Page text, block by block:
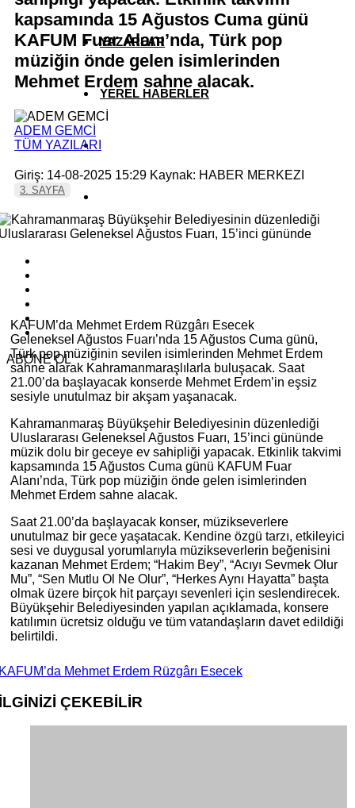
YAZARLAR
YEREL HABERLER
kapsamında 15 Ağustos Cuma günü
KAFUM Fuar Alanı’nda, Türk pop
müziğin önde gelen isimlerinden
Mehmet Erdem sahne alacak.
ADEM GEMCİ
TÜM YAZILARI
Giriş: 14-08-2025 15:29 Kaynak: HABER MERKEZI
3. SAYFA
ABONE OL
KAFUM’da Mehmet Erdem Rüzgârı Esecek
Geleneksel Ağustos Fuarı’nda 15 Ağustos Cuma günü,
Türk pop müziğinin sevilen isimlerinden Mehmet Erdem
sahne alarak Kahramanmaraşlılarla buluşacak. Saat
21.00’da başlayacak konserde Mehmet Erdem’in eşsiz
sesiyle unutulmaz bir akşam yaşanacak.
Kahramanmaraş Büyükşehir Belediyesinin düzenlediği
Uluslararası Geleneksel Ağustos Fuarı, 15’inci gününde
müzik dolu bir geceye ev sahipliği yapacak. Etkinlik takvimi
kapsamında 15 Ağustos Cuma günü KAFUM Fuar
Alanı’nda, Türk pop müziğin önde gelen isimlerinden
Mehmet Erdem sahne alacak.
Saat 21.00’da başlayacak konser, müzikseverlere
unutulmaz bir gece yaşatacak. Kendine özgü tarzı, etkileyici
sesi ve duygusal yorumlarıyla müzikseverlerin beğenisini
kazanan Mehmet Erdem; “Hakim Bey”, “Acıyı Sevmek Olur
Mu”, “Sen Mutlu Ol Ne Olur”, “Herkes Aynı Hayatta” başta
olmak üzere birçok hit parçayı sevenleri için seslendirecek.
Büyükşehir Belediyesinden yapılan açıklamada, konsere
katılımın ücretsiz olduğu ve tüm vatandaşların davet edildiği
belirtildi.
Mehmet Erdem Rüzgârı Esecek
ÇEKEBİLİR